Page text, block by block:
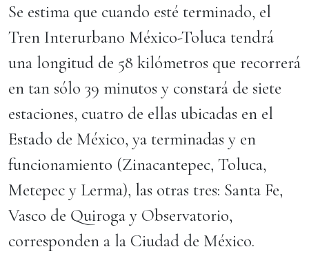
Se estima que cuando esté terminado, el
Tren Interurbano México-Toluca tendrá
una longitud de 58 kilómetros que recorrerá
en tan sólo 39 minutos y constará de siete
estaciones, cuatro de ellas ubicadas en el
Estado de México, ya terminadas y en
funcionamiento (Zinacantepec, Toluca,
Metepec y Lerma), las otras tres: Santa Fe,
Vasco de Quiroga y Observatorio,
corresponden a la Ciudad de México.